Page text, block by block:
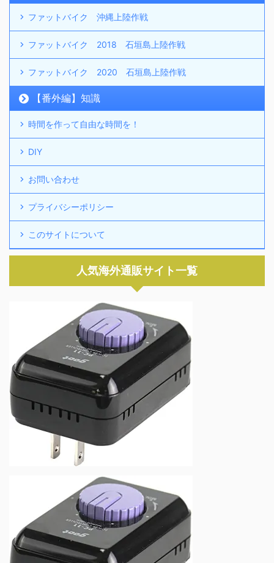
ファットバイク 沖縄上陸作戦
ファットバイク 2018 石垣島上陸作戦
ファットバイク 2020 石垣島上陸作戦
【番外編】知識
時間を作って自由な時間を！
DIY
お問い合わせ
プライバシーポリシー
このサイトについて
人気海外通販サイト一覧